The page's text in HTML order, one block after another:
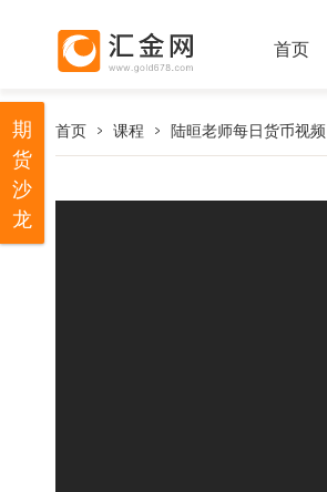
首页
首页 课程 陆晅老师每日货币视频
期
货
沙
龙